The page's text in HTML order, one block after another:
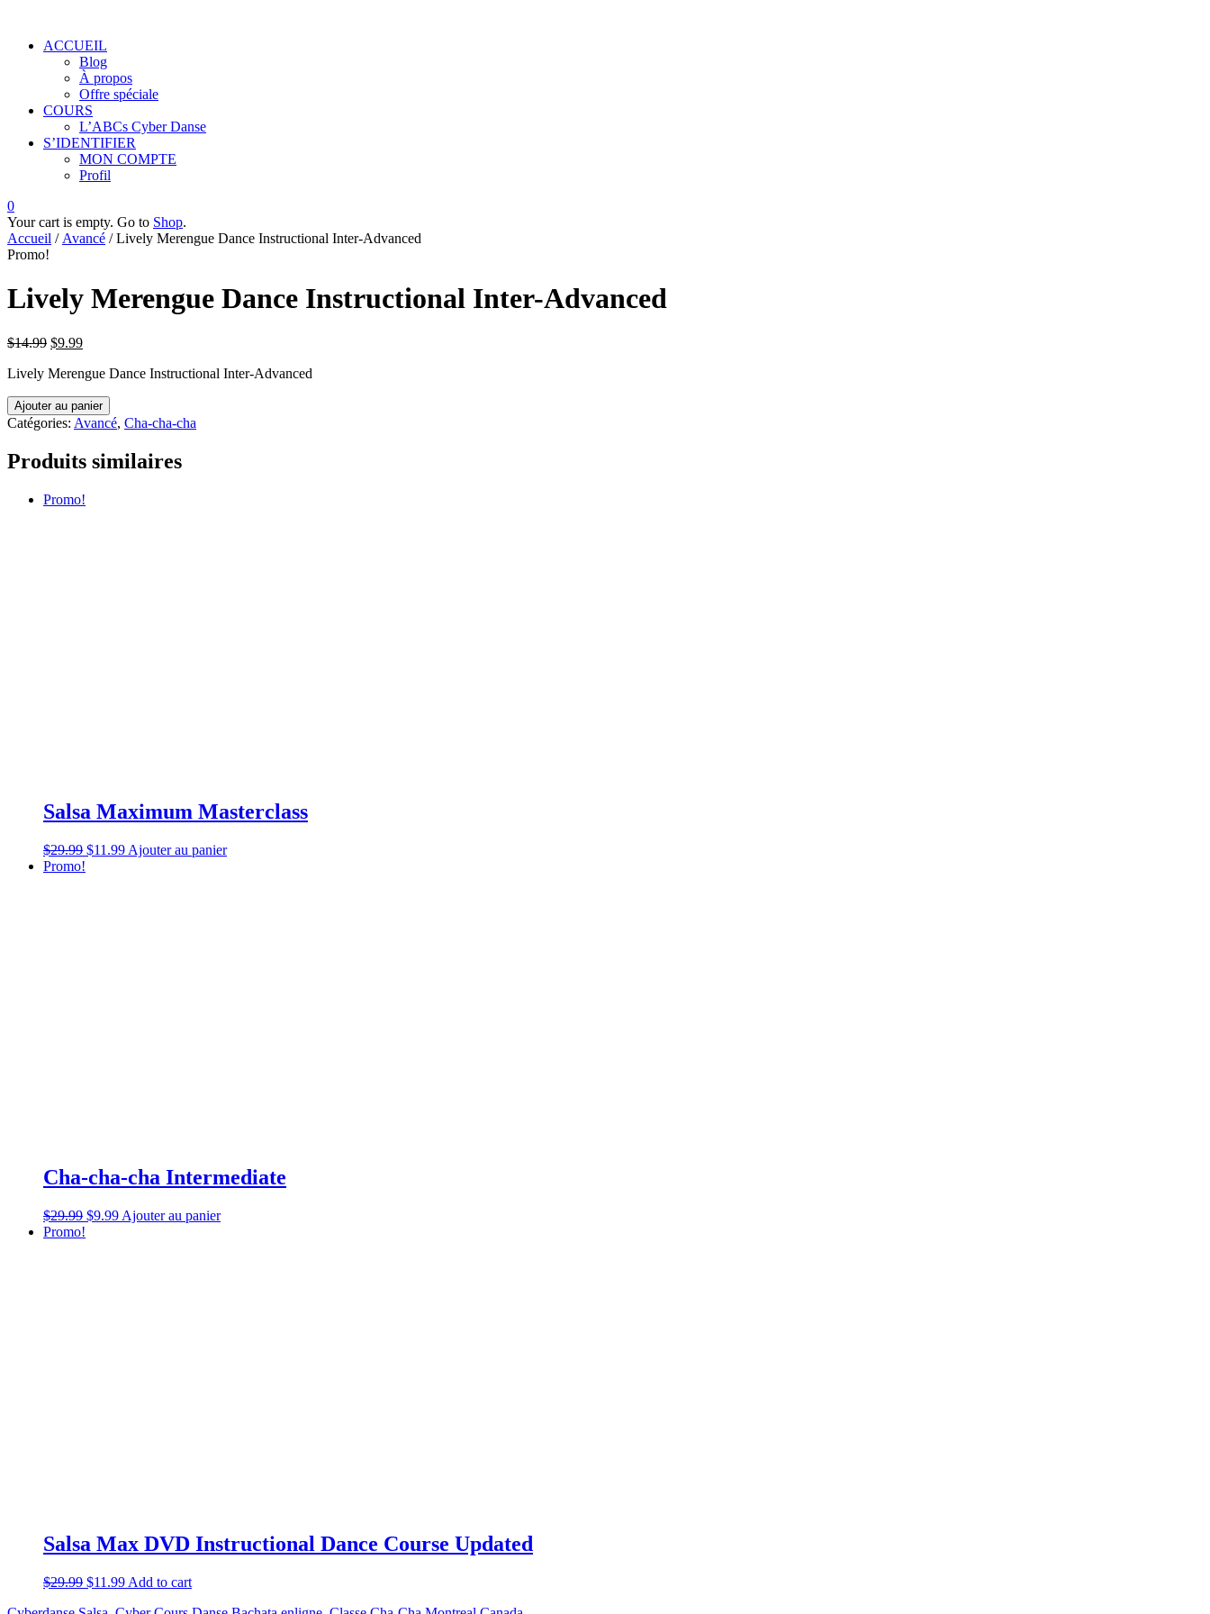
ACCUEIL
Blog
À propos
Offre spéciale
COURS
L’ABCs Cyber Danse
S’IDENTIFIER
MON COMPTE
Profil
0
Your cart is empty. Go to Shop.
Accueil / Avancé / Lively Merengue Dance Instructional Inter-Advanced
Promo!
Lively Merengue Dance Instructional Inter-Advanced
$14.99 $9.99
Lively Merengue Dance Instructional Inter-Advanced
Ajouter au panier
Catégories: Avancé, Cha-cha-cha
Produits similaires
Promo!
Salsa Maximum Masterclass
$29.99 $11.99 Ajouter au panier
Promo!
Cha-cha-cha Intermediate
$29.99 $9.99 Ajouter au panier
Promo!
Salsa Max DVD Instructional Dance Course Updated
$29.99 $11.99 Add to cart